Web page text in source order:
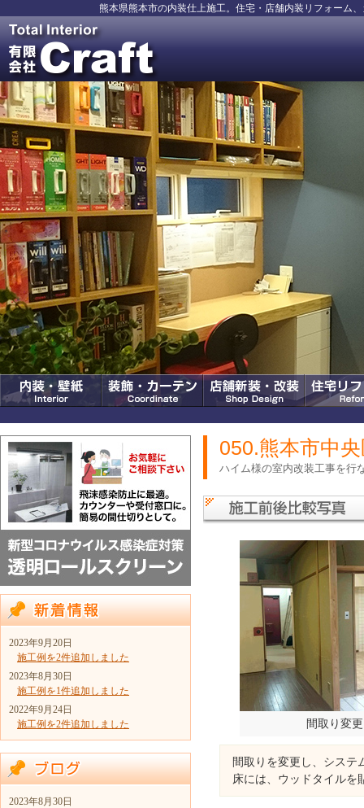
熊本県熊本市の内装仕上施工。住宅・店舗内装リフォーム
2023年9月20日
施工例を2件追加しました
2023年8月30日
施工例を1件追加しました
2022年9月24日
施工例を2件追加しました
2023年8月30日
050.熊本市中
ハイム様の室内改装工事を行
間取り変
間取りを変更し、システ
床には、ウッドタイルを